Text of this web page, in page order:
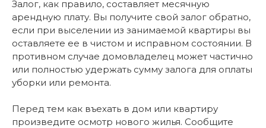
Залог, как правило, составляет месячную
арендную плату. Вы получите свой залог обратно,
если при выселении из занимаемой квартиры вы
оставляете ее в чистом и исправном состоянии. В
противном случае домовладелец может частично
или полностью удержать сумму залога для оплаты
уборки или ремонта.
Перед тем как въехать в дом или квартиру
произведите осмотр нового жилья. Сообщите